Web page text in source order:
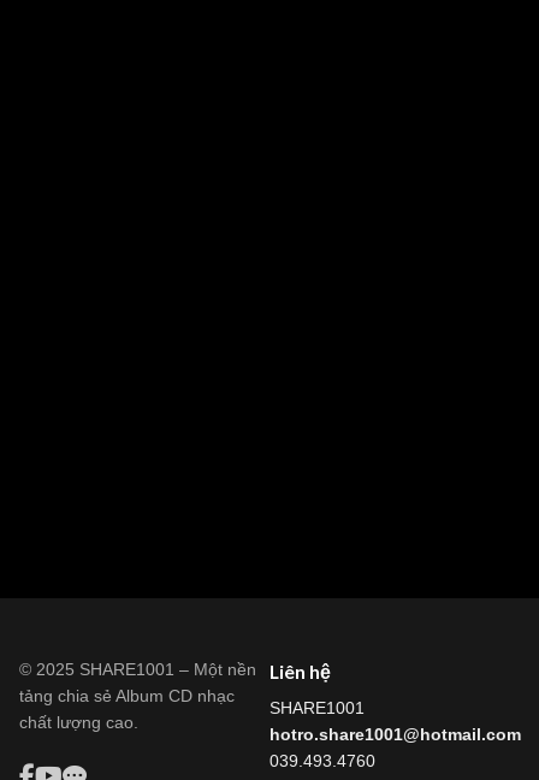
© 2025 SHARE1001 – Một nền
tảng chia sẻ Album CD nhạc
chất lượng cao.
Liên hệ
SHARE1001
hotro.share1001@hotmail.com
039.493.4760